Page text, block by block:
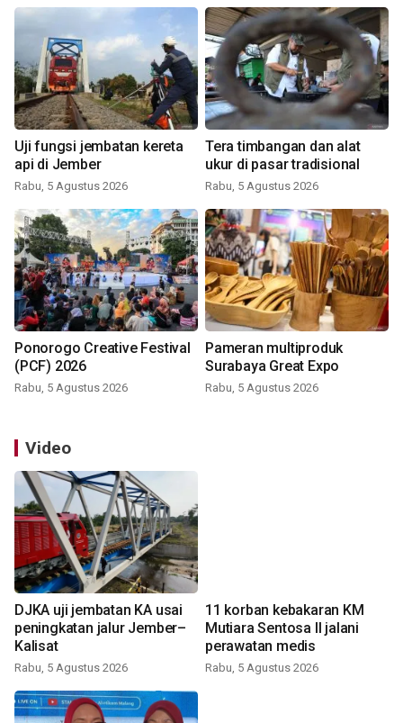
Uji fungsi jembatan kereta
api di Jember
Rabu, 5 Agustus 2026
Tera timbangan dan alat
ukur di pasar tradisional
Rabu, 5 Agustus 2026
Ponorogo Creative Festival
(PCF) 2026
Rabu, 5 Agustus 2026
Pameran multiproduk
Surabaya Great Expo
Rabu, 5 Agustus 2026
Video
DJKA uji jembatan KA usai
peningkatan jalur Jember–
Kalisat
Rabu, 5 Agustus 2026
11 korban kebakaran KM
Mutiara Sentosa II jalani
perawatan medis
Rabu, 5 Agustus 2026